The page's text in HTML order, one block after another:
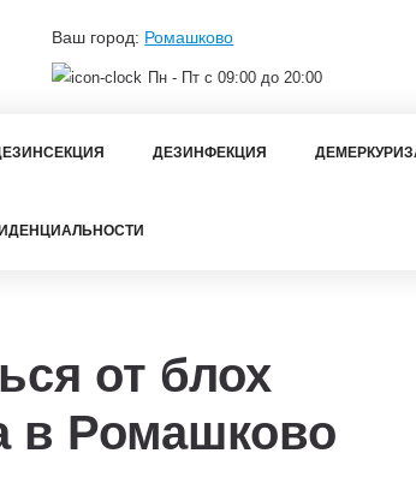
Ваш город: Ромашково
Пн - Пт с 09:00 до 20:00
ДЕЗИНФЕКЦИЯ
от блох
в Ромашково